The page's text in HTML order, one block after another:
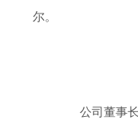
尔。
公司董事长